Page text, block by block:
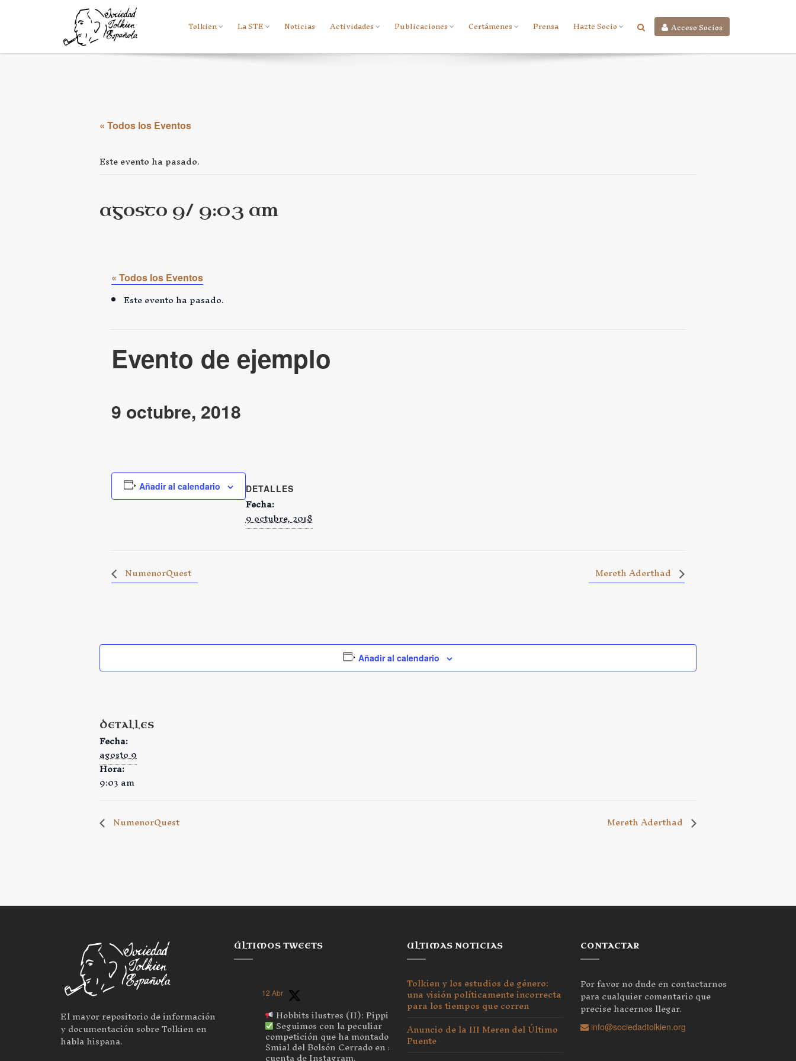
Acceso Socios
Tolkien La STE Noticias Actividades Publicaciones Certámenes Prensa Hazte Socio
« Todos los Eventos
Este evento ha pasado.
agosto 9/ 9:03 am
« Todos los Eventos
Este evento ha pasado.
Evento de ejemplo
9 octubre, 2018
Añadir al calendario DETALLES
Fecha:
9 octubre, 2018
NumenorQuest Mereth Aderthad
Añadir al calendario
DETALLES
Fecha:
agosto 9
Hora:
9:03 am
NumenorQuest Mereth Aderthad
El mayor repositorio de información
y documentación sobre Tolkien en
habla hispana.
ÚLTIMOS TWEETS
12 Abr
Hobbits ilustres (II): Pippin
Seguimos con la peculiar
competición que ha montado el
Smial del Bolsón Cerrado en su
ULTIMAS NOTICIAS
Tolkien y los estudios de género:
una visión políticamente incorrecta
para los tiempos que corren
Anuncio de la III Meren del Último
Puente
CONTACTAR
Por favor no dude en contactarnos
para cualquier comentario que
precise hacernos llegar.
info@sociedadtolkien.org